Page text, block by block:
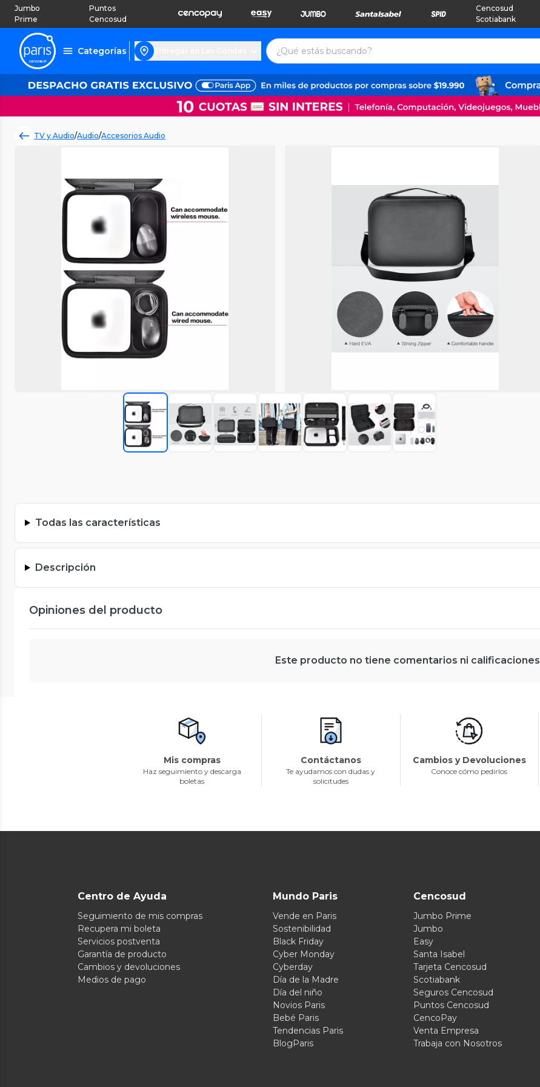
Jumbo
Prime
Puntos
Cencosud
Cencosud
Scotiabank
Categorías
TV y Audio/Audio/Accesorios Audio
Todas las características
Descripción
Opiniones del producto
Este producto no tiene comentarios ni calificaciones
Mis compras
Haz seguimiento y descarga
boletas
Contáctanos
Te ayudamos con dudas y
solicitudes
Cambios y Devoluciones
Conoce cómo pedirlos
Centro de Ayuda
Seguimiento de mis compras
Recupera mi boleta
Servicios postventa
Garantía de producto
Cambios y devoluciones
Medios de pago
Mundo Paris
Vende en Paris
Sostenibilidad
Black Friday
Cyber Monday
Cyberday
Día de la Madre
Día del niño
Novios Paris
Bebé Paris
Tendencias Paris
BlogParis
Cencosud
Jumbo Prime
Jumbo
Easy
Santa Isabel
Tarjeta Cencosud
Scotiabank
Seguros Cencosud
Puntos Cencosud
CencoPay
Venta Empresa
Trabaja con Nosotros